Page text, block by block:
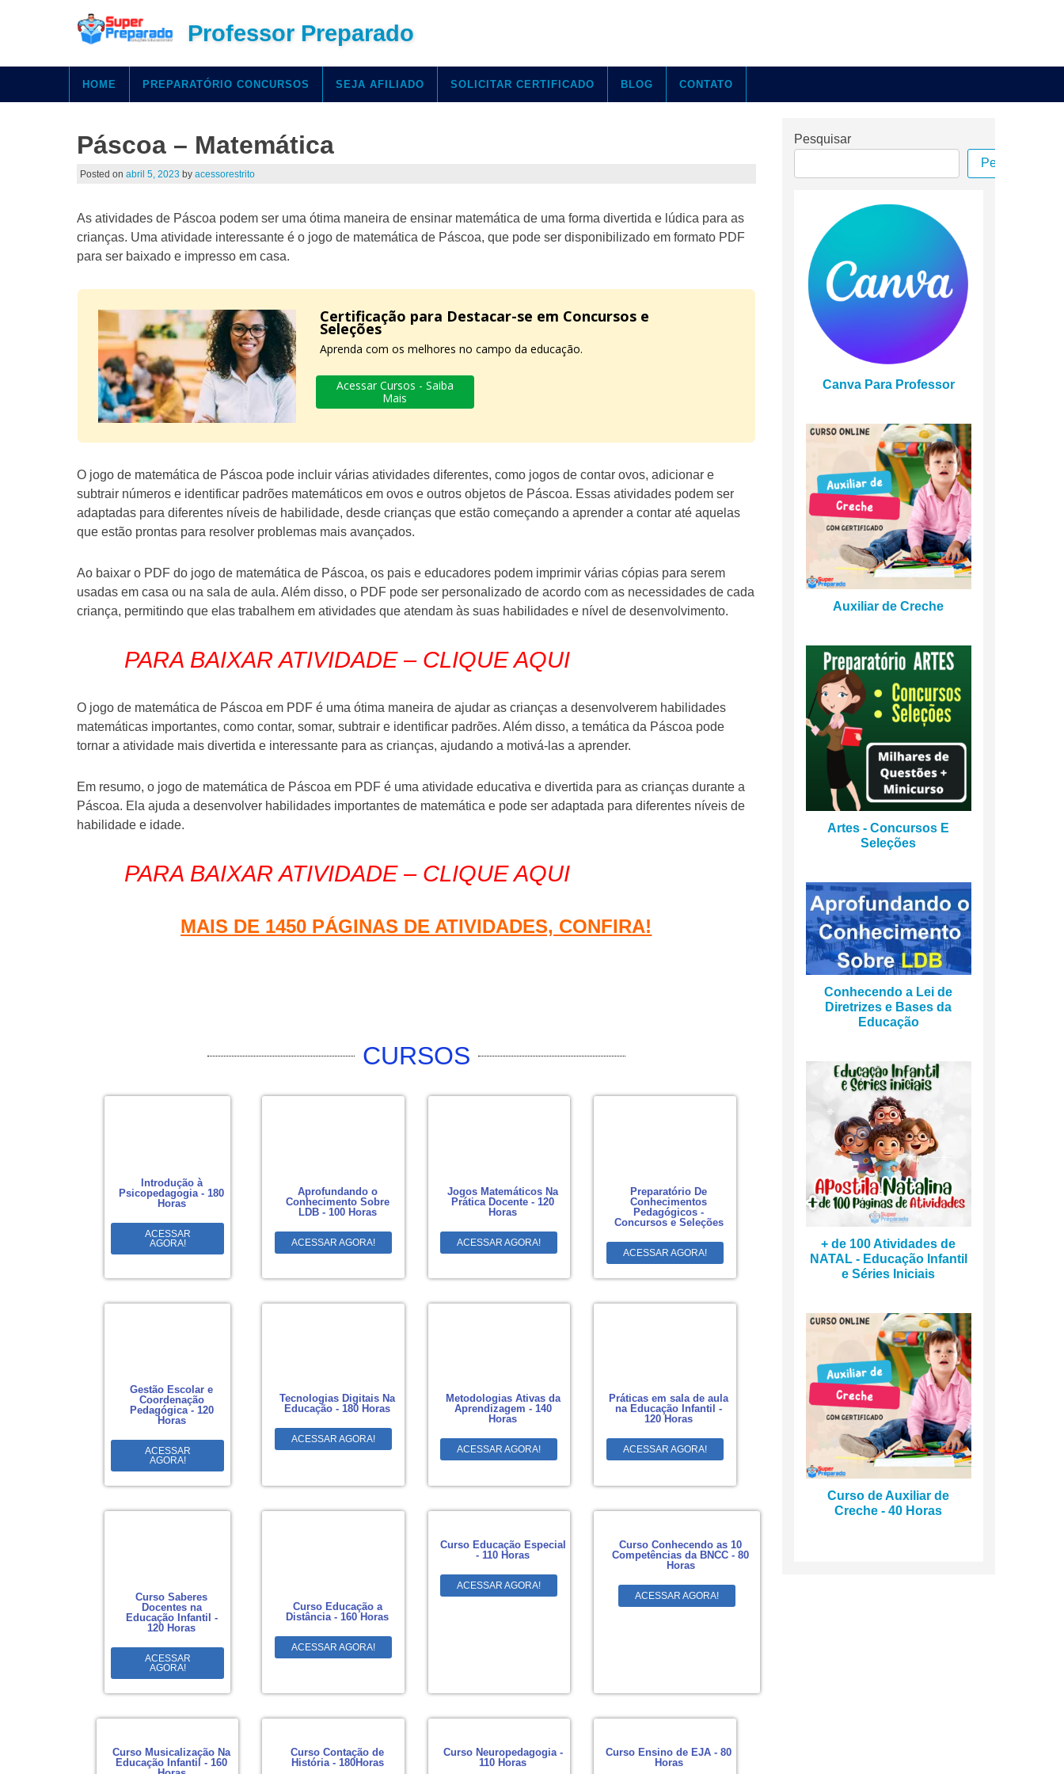
Professor Preparado
HOME PREPARATÓRIO CONCURSOS SEJA AFILIADO SOLICITAR CERTIFICADO BLOG CONTATO
Páscoa – Matemática
Posted on abril 5, 2023 by acessorestrito
As atividades de Páscoa podem ser uma ótima maneira de ensinar matemática de uma forma divertida e lúdica para as
crianças. Uma atividade interessante é o jogo de matemática de Páscoa, que pode ser disponibilizado em formato PDF
para ser baixado e impresso em casa.
Certificação para Destacar-se em Concursos e
Seleções
Aprenda com os melhores no campo da educação.
Acessar Cursos - Saiba
Mais
O jogo de matemática de Páscoa pode incluir várias atividades diferentes, como jogos de contar ovos, adicionar e
subtrair números e identificar padrões matemáticos em ovos e outros objetos de Páscoa. Essas atividades podem ser
adaptadas para diferentes níveis de habilidade, desde crianças que estão começando a aprender a contar até aquelas
que estão prontas para resolver problemas mais avançados.
Ao baixar o PDF do jogo de matemática de Páscoa, os pais e educadores podem imprimir várias cópias para serem
usadas em casa ou na sala de aula. Além disso, o PDF pode ser personalizado de acordo com as necessidades de cada
criança, permitindo que elas trabalhem em atividades que atendam às suas habilidades e nível de desenvolvimento.
PARA BAIXAR ATIVIDADE – CLIQUE AQUI
O jogo de matemática de Páscoa em PDF é uma ótima maneira de ajudar as crianças a desenvolverem habilidades
matemáticas importantes, como contar, somar, subtrair e identificar padrões. Além disso, a temática da Páscoa pode
tornar a atividade mais divertida e interessante para as crianças, ajudando a motivá-las a aprender.
Em resumo, o jogo de matemática de Páscoa em PDF é uma atividade educativa e divertida para as crianças durante a
Páscoa. Ela ajuda a desenvolver habilidades importantes de matemática e pode ser adaptada para diferentes níveis de
habilidade e idade.
PARA BAIXAR ATIVIDADE – CLIQUE AQUI
MAIS DE 1450 PÁGINAS DE ATIVIDADES, CONFIRA!
CURSOS
Introdução à
Psicopedagogia - 180
Horas
ACESSAR
AGORA!
Aprofundando o
Conhecimento Sobre
LDB - 100 Horas
ACESSAR AGORA!
Jogos Matemáticos Na
Prática Docente - 120
Horas
ACESSAR AGORA!
Preparatório De
Conhecimentos
Pedagógicos -
Concursos e Seleções
ACESSAR AGORA!
Gestão Escolar e
Coordenação
Pedagógica - 120
Horas
ACESSAR
AGORA!
Tecnologias Digitais Na
Educação - 180 Horas
ACESSAR AGORA!
Metodologias Ativas da
Aprendizagem - 140
Horas
ACESSAR AGORA!
Práticas em sala de aula
na Educação Infantil -
120 Horas
ACESSAR AGORA!
Curso Saberes
Docentes na
Educação Infantil -
120 Horas
ACESSAR
AGORA!
Curso Educação a
Distância - 160 Horas
ACESSAR AGORA!
Curso Educação Especial
- 110 Horas
ACESSAR AGORA!
Curso Conhecendo as 10
Competências da BNCC - 80
Horas
ACESSAR AGORA!
Curso Musicalização Na
Educação Infantil - 160
Curso Contação de
História - 180Horas
Curso Neuropedagogia -
110 Horas
Curso Ensino de EJA - 80
Horas
Pesquisar
Pesquisar
Canva Para Professor
Auxiliar de Creche
Artes - Concursos E
Seleções
Conhecendo a Lei de
Diretrizes e Bases da
Educação
+ de 100 Atividades de
NATAL - Educação Infantil
e Séries Iniciais
Curso de Auxiliar de
Creche - 40 Horas